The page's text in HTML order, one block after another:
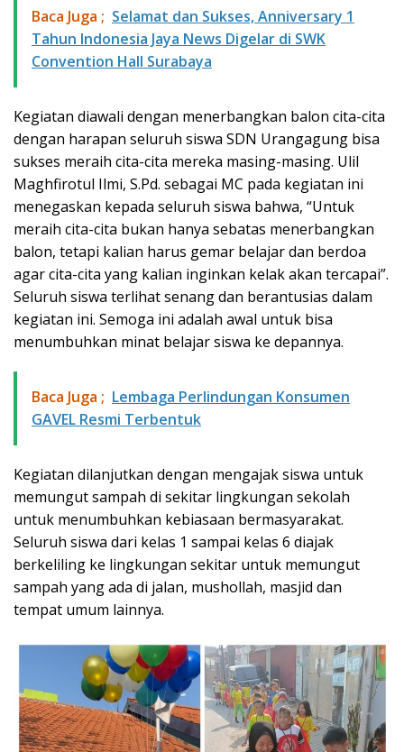
Baca Juga ; Selamat dan Sukses, Anniversary 1
Tahun Indonesia Jaya News Digelar di SWK
Convention Hall Surabaya
Kegiatan diawali dengan menerbangkan balon cita-cita
dengan harapan seluruh siswa SDN Urangagung bisa
sukses meraih cita-cita mereka masing-masing. Ulil
Maghfirotul Ilmi, S.Pd. sebagai MC pada kegiatan ini
menegaskan kepada seluruh siswa bahwa, “Untuk
meraih cita-cita bukan hanya sebatas menerbangkan
balon, tetapi kalian harus gemar belajar dan berdoa
agar cita-cita yang kalian inginkan kelak akan tercapai”.
Seluruh siswa terlihat senang dan berantusias dalam
kegiatan ini. Semoga ini adalah awal untuk bisa
menumbuhkan minat belajar siswa ke depannya.
Baca Juga ; Lembaga Perlindungan Konsumen
GAVEL Resmi Terbentuk
Kegiatan dilanjutkan dengan mengajak siswa untuk
memungut sampah di sekitar lingkungan sekolah
untuk menumbuhkan kebiasaan bermasyarakat.
Seluruh siswa dari kelas 1 sampai kelas 6 diajak
berkeliling ke lingkungan sekitar untuk memungut
sampah yang ada di jalan, mushollah, masjid dan
tempat umum lainnya.